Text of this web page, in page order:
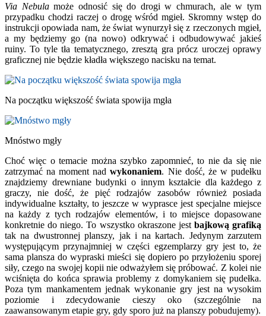
Via Nebulamoże odnosić się do drogi w chmurach, ale w tym
przypadku chodzi raczej o drogę wśród mgieł. Skromny wstęp do
instrukcji opowiada nam, że świat wynurzył się z rzeczonych mgieł,
a my będziemy go (na nowo) odkrywać i odbudowywać jakieś
ruiny. To tyle tła tematycznego, zresztą gra prócz uroczej oprawy
graficznej nie będzie kładła większego nacisku na temat.
Na początku większość świata spowija mgła
Mnóstwo mgły
Choć więc o temacie można szybko zapomnieć, to nie da się nie
zatrzymać na moment nadwykonaniem. Nie dość, że w pudełku
znajdziemy drewniane budynki o innym kształcie dla każdego z
graczy, nie dość, że pięć rodzajów zasobów również posiada
indywidualne kształty, to jeszcze w wyprasce jest specjalne miejsce
na każdy z tych rodzajów elementów, i to miejsce dopasowane
konkretnie do niego. To wszystko okraszone jest bajkową grafiką
tak na dwustronnej planszy, jak i na kartach. Jedynym zarzutem
występującym przynajmniej w części egzemplarzy gry jest to, że
sama plansza do wypraski mieści się dopiero po przyłożeniu sporej
siły, czego na swojej kopii nie odważyłem się próbować. Z kolei nie
wciśnięta do końca sprawia problemy z domykaniem się pudełka.
Poza tym mankamentem jednak wykonanie gry jest na wysokim
poziomie i zdecydowanie cieszy oko (szczególnie na
zaawansowanym etapie gry, gdy sporo już na planszy pobudujemy).